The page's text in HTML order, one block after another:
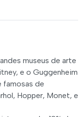
museus de arte
e o Guggenheim
famosas de
Hopper, Monet, e